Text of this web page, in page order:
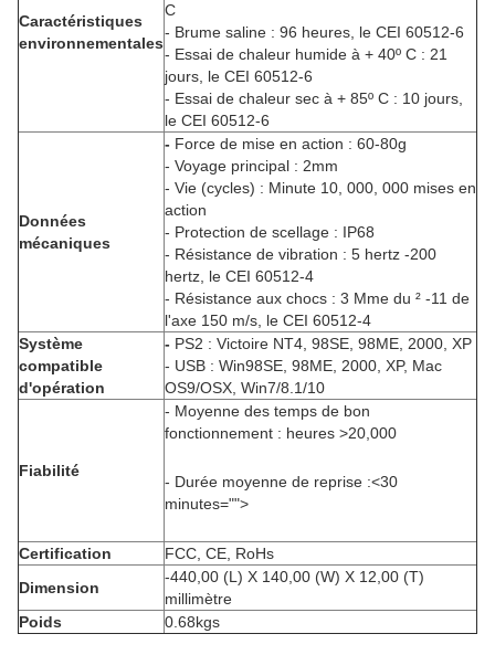
Caractéristiques
environnementales
C
- Brume saline : 96 heures, le CEI 60512-6
- Essai de chaleur humide à + 40º C : 21
jours, le CEI 60512-6
- Essai de chaleur sec à + 85º C : 10 jours,
le CEI 60512-6
Données
mécaniques
- Force de mise en action : 60-80g
- Voyage principal : 2mm
- Vie (cycles) : Minute 10, 000, 000 mises en
action
- Protection de scellage : IP68
- Résistance de vibration : 5 hertz -200
hertz, le CEI 60512-4
- Résistance aux chocs : 3 Mme du ² -11 de
l'axe 150 m/s, le CEI 60512-4
Système
compatible
d'opération
- PS2 : Victoire NT4, 98SE, 98ME, 2000, XP
- USB : Win98SE, 98ME, 2000, XP, Mac
OS9/OSX, Win7/8.1/10
Fiabilité
- Moyenne des temps de bon
fonctionnement : heures >20,000
- Durée moyenne de reprise :<30
minutes="">
Certification
FCC, CE, RoHs
Dimension
-440,00 (L) X 140,00 (W) X 12,00 (T)
millimètre
Poids
0.68kgs